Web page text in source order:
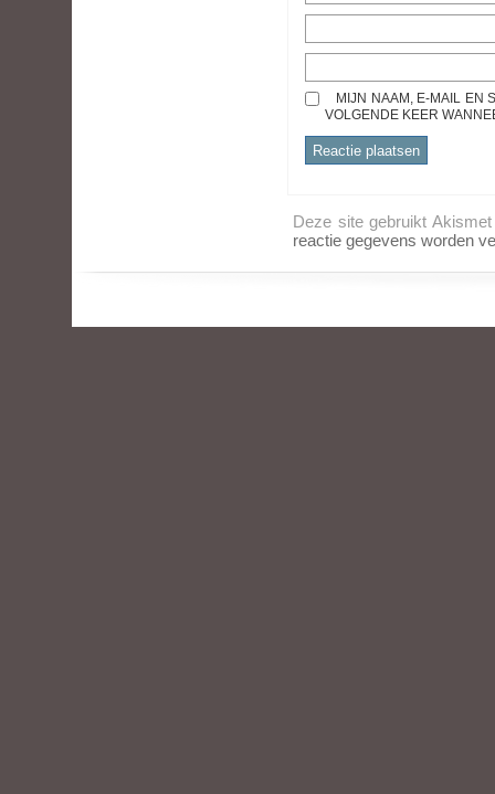
MIJN NAAM, E-MAIL EN
VOLGENDE KEER
Deze site gebruikt
reactie gegevens worden